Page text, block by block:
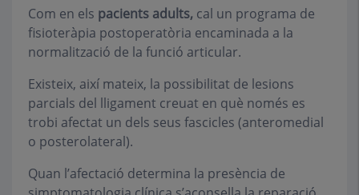
Com en els pacients adults, cal un programa de
fisioteràpia postoperatòria encaminada a la
normalització de la funció articular.
Existeix, així mateix, la possibilitat de lesions
parcials del lligament creuat en què només es
trobi afectat un dels seus fascicles (anteromedial
o posterolateral).
Quan l’afectació determina la presència de